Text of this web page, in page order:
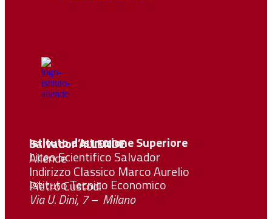
Istituto d’Istruzione Superiore SalvadorALLENDE
Liceo Scientifico Salvador Allende
Indirizzo Classico Marco Aurelio
Istituto Tecnico Economico Pietro Custodi
Via U. Dini, 7 – Milano